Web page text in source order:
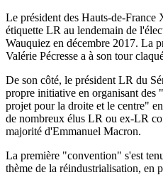
Le président des Hauts-de-France
étiquette LR au lendemain de
Wauquiez en décembre 2017. La
Valérie Pécresse a à son tour
De son côté, le président LR du
propre initiative en organisant
projet pour la droite et le centre"
de nombreux élus LR ou ex-LR
majorité d'Emmanuel Macron.
La première "convention" s'est
thème de la réindustrialisation, en